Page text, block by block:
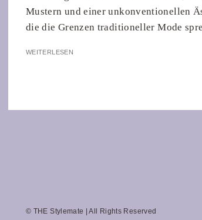
Mustern und einer unkonventionellen
die die Grenzen traditioneller Mode
WEITERLESEN
© THE Stylemate | All Rights Reserved